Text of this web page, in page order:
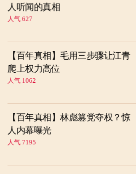
人听闻的真相
人气 627
【百年真相】毛用三步骤让江青
爬上权力高位
人气 1062
【百年真相】林彪篡党夺权？惊
人内幕曝光
人气 7195